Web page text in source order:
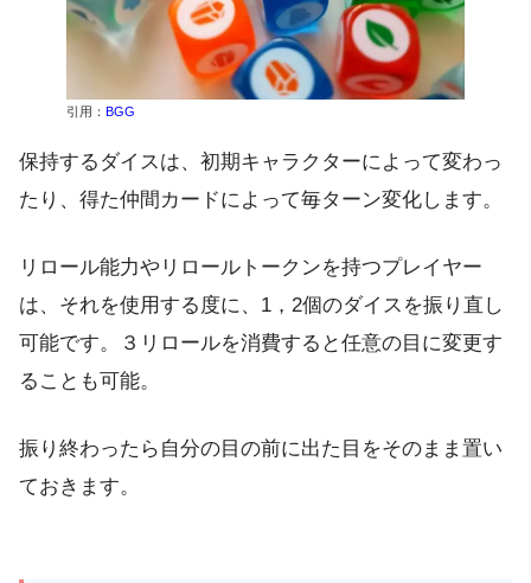
引用： BGG
保持するダイスは、初期キャラクターによって変わっ
たり、得た仲間カードによって毎ターン変化します。
リロール能力やリロールトークンを持つプレイヤー
は、それを使用する度に、1，2個のダイスを振り直し
可能です。３リロールを消費すると任意の目に変更す
ることも可能。
振り終わったら自分の目の前に出た目をそのまま置い
ておきます。